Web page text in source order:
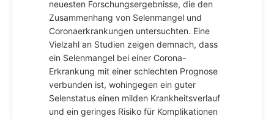
neuesten Forschungsergebnisse, die den
Zusammenhang von Selenmangel und
Coronaerkrankungen untersuchten. Eine
Vielzahl an Studien zeigen demnach, dass
ein Selenmangel bei einer Corona-
Erkrankung mit einer schlechten Prognose
verbunden ist, wohingegen ein guter
Selenstatus einen milden Krankheitsverlauf
und ein geringes Risiko für Komplikationen